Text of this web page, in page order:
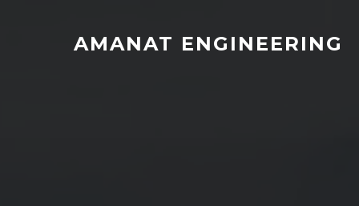
AMANAT ENGINEERING